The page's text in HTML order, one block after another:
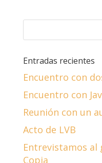
Entradas recientes
Encuentro con
Encuentro con
Reunión con un
Acto de LVB
Entrevistamos
Copia